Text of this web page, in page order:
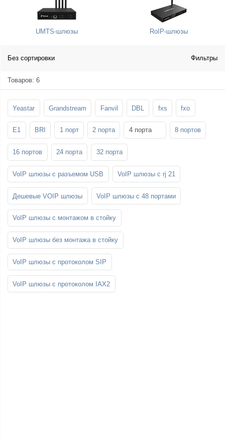
UMTS-шлюзы RoIP-шлюзы
Без сортировки Фильтры
Товаров: 6
Yeastar Grandstream Fanvil DBL fxs fxo
E1 BRI 1 порт 2 порта 4 порта 8 портов
16 портов 24 порта 32 порта
VoIP шлюзы с разъемом USB VoIP шлюзы с rj 21
Дешевые VOIP шлюзы VoIP шлюзы с 48 портами
VoIP шлюзы с монтажом в стойку
VoIP шлюзы без монтажа в стойку
VoIP шлюзы с протоколом SIP
VoIP шлюзы с протоколом IAX2
Стойки и крепления для панелей и
телевизоров
Шахтные телефоны
SFP-модули
3G/4G LTE и ADSL модемы
Мобильные телефоны